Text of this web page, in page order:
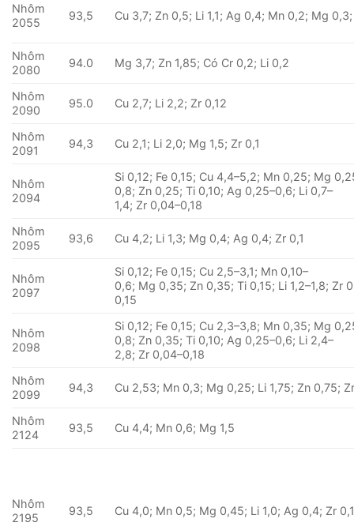
Nhôm
2055
93,5 Cu 3,7; Zn 0,5; Li 1,1; Ag 0,4; Mn 0,2; Mg
Nhôm
2080
94.0 Mg 3,7; Zn 1,85; Có Cr 0,2; Li 0,2
Nhôm
2090
95.0 Cu 2,7; Li 2,2; Zr 0,12
Nhôm
2091
94,3 Cu 2,1; Li 2,0; Mg 1,5; Zr 0,1
Nhôm
2094
Si 0,12; Fe 0,15; Cu 4,4–5,2; Mn 0,25; Mg
0,8; Zn 0,25; Ti 0,10; Ag 0,25–0,6; Li 0,7–
1,4; Zr 0,04–0,18
Nhôm
2095
93,6 Cu 4,2; Li 1,3; Mg 0,4; Ag 0,4; Zr 0,1
Nhôm
2097
Si 0,12; Fe 0,15; Cu 2,5–3,1; Mn 0,10–
0,6; Mg 0,35; Zn 0,35; Ti 0,15; Li 1,2–1,8; Zr
0,15
Nhôm
2098
Si 0,12; Fe 0,15; Cu 2,3–3,8; Mn 0,35; Mg
0,8; Zn 0,35; Ti 0,10; Ag 0,25–0,6; Li 2,4–
2,8; Zr 0,04–0,18
Nhôm
2099
94,3 Cu 2,53; Mn 0,3; Mg 0,25; Li 1,75; Zn 0,75;
Nhôm
2124
93,5 Cu 4,4; Mn 0,6; Mg 1,5
Nhôm
2195
93,5 Cu 4,0; Mn 0,5; Mg 0,45; Li 1,0; Ag 0,4; Zr